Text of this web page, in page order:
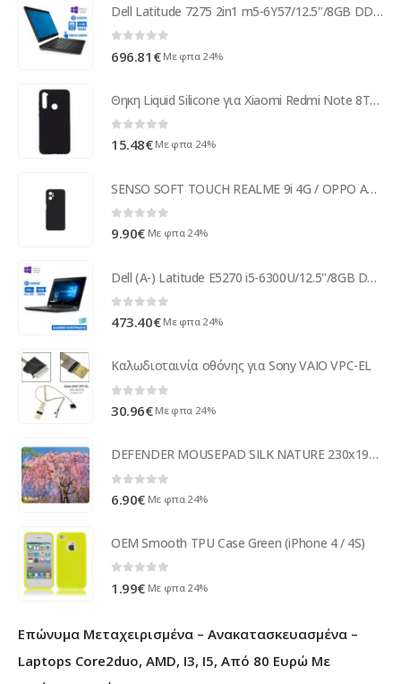
Dell Latitude 7275 2in1 m5-6Y57/12.5"/8GB DDR3 Touchscreen/128GB M.2 SSD/No ODD/Camera/10P Grade A R ( 97333 )
696.81 € Με φπα 24%
Θηκη Liquid Silicone για Xiaomi Redmi Note 8T Μαυρη
0 out of 5
15.48€ Με φπα 24%
SENSO SOFT TOUCH REALME 9i 4G / OPPO A96 4G black backcover
0 out of 5
9.90€ Με φπα 24%
Dell (A-) Latitude E5270 i5-6300U/12.5"/8GB DDR4/256GB M.2 SSD/No ODD/Camera/10P Grade A- Refurbishe ( 97697 )
0out of 5
473.40€ Με φπα 24%
Καλωδιοταινία οθόνης για Sony VAIO VPC-EL
0 out of 5
30.96€ Με φπα 24%
DEFENDER MOUSEPAD SILK NATURE 230x190x1.6mm (BLOSSOM)
6.90€ Με φπα 24%
OEM Smooth TPU Case Green (iPhone 4 / 4S)
1.99€ Με φπα 24%
Επώνυμα Μεταχειρισμένα – Ανακατασκευασμένα –
Laptops Core2duo, AMD, I3, I5, Από 80 Ευρώ Με